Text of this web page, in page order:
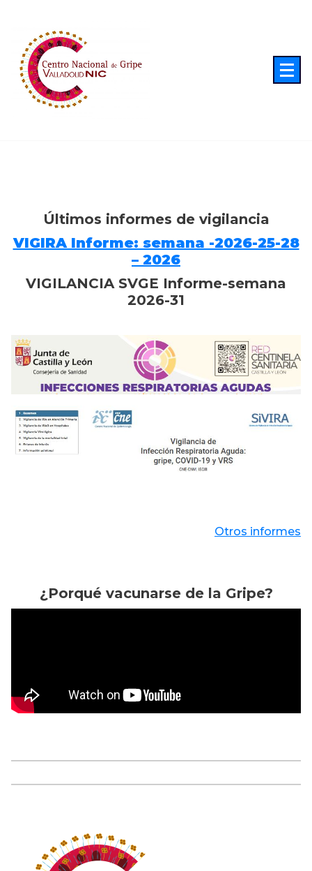
Últimos informes de vigilancia
VIGIRA Informe: semana -2026-25-28
– 2026
VIGILANCIA SVGE Informe-semana
2026-31
Otros informes
¿Porqué vacunarse de la Gripe?